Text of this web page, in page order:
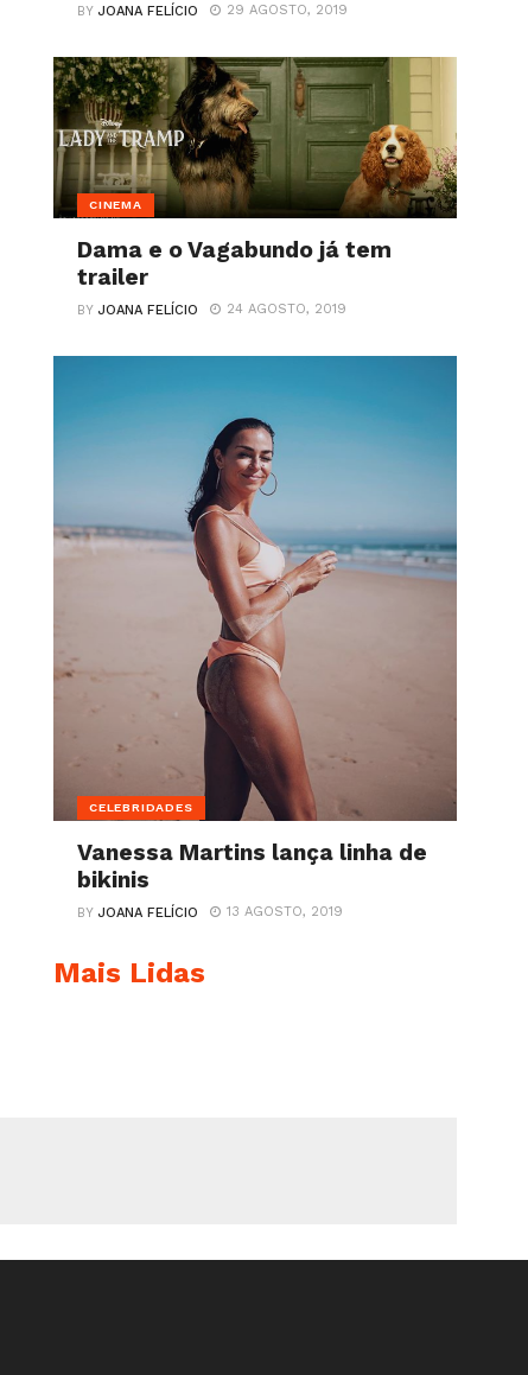
BYJOANA FELÍCIO 29 AGOSTO, 2019
CINEMA
Dama e o Vagabundo já tem
trailer
BYJOANA FELÍCIO 24 AGOSTO, 2019
CELEBRIDADES
Vanessa Martins lança linha de
bikinis
BYJOANA FELÍCIO 13 AGOSTO, 2019
Mais Lidas